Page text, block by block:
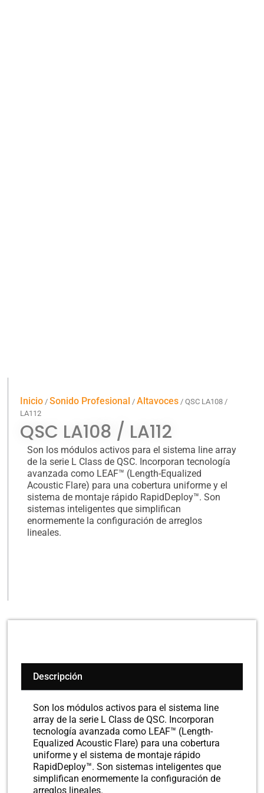
Inicio /Sonido Profesional /Altavoces / QSC LA108 /
LA112
QSC LA108 / LA112
Son los módulos activos para el sistema line array
de la serie L Class de QSC. Incorporan tecnología
avanzada como LEAF™ (Length-Equalized
Acoustic Flare) para una cobertura uniforme y el
sistema de montaje rápido RapidDeploy™. Son
sistemas inteligentes que simplifican
enormemente la configuración de arreglos
lineales.
Descripción
Son los módulos activos para el sistema line
array de la serie L Class de QSC. Incorporan
tecnología avanzada como LEAF™ (Length-
Equalized Acoustic Flare) para una cobertura
uniforme y el sistema de montaje rápido
RapidDeploy™. Son sistemas inteligentes que
simplifican enormemente la configuración de
arreglos lineales.